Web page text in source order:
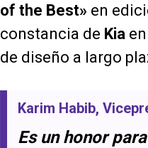
of the Best» en
constancia de Kia
de diseño a largo
Karim Habib,
Es un honor para